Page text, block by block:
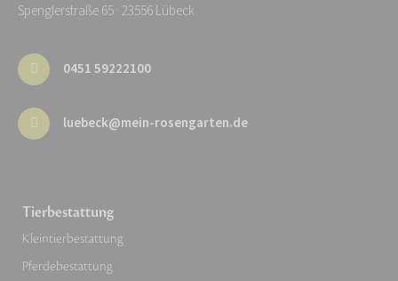
Spenglerstraße 65 · 23556 Lübeck
0451 59222100
luebeck@mein-rosengarten.de
Tierbestattung
Kleintierbestattung
Pferdebestattung